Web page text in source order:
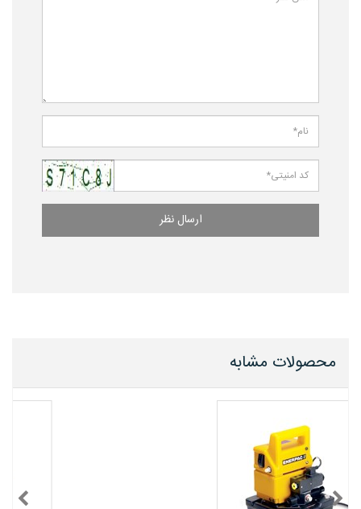
ارسال نظر
محصولات مشابه